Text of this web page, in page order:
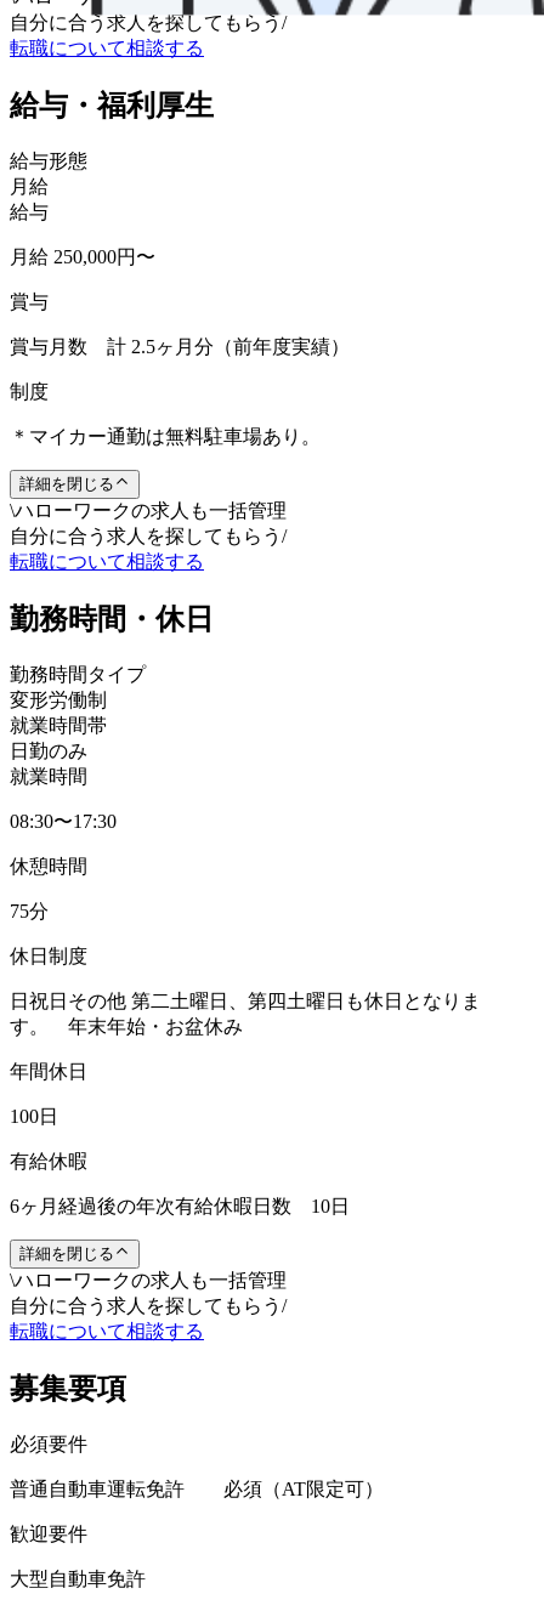
自分に合う求人を探してもらう/
転職について相談する
給与・福利厚生
給与形態
月給
給与
月給 250,000円〜
賞与
賞与月数 計 2.5ヶ月分（前年度実績）
制度
＊マイカー通勤は無料駐車場あり。
詳細を閉じる
\ハローワークの求人も一括管理
自分に合う求人を探してもらう /
転職について相談する
勤務時間・休日
勤務時間タイプ
変形労働制
就業時間帯
日勤のみ
就業時間
08:30〜17:30
休憩時間
75分
休日制度
日祝日その他 第二土曜日、第四土曜日も休日となりま
す。 年末年始・お盆休み
年間休日
100日
有給休暇
6ヶ月経過後の年次有給休暇日数 10日
詳細を閉じる
\ハローワークの求人も一括管理
自分に合う求人を探してもらう /
転職について相談する
募集要項
必須要件
普通自動車運転免許 必須（AT限定可）
歓迎要件
大型自動車免許